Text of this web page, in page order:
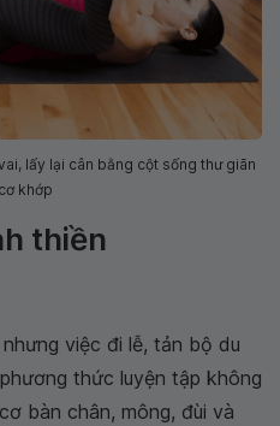
lấy lại cân bằng cột sống thư giãn
khớp
thiền
việc đi lễ, tản bộ du
thức luyện tập không
bàn chân, mông, đùi và